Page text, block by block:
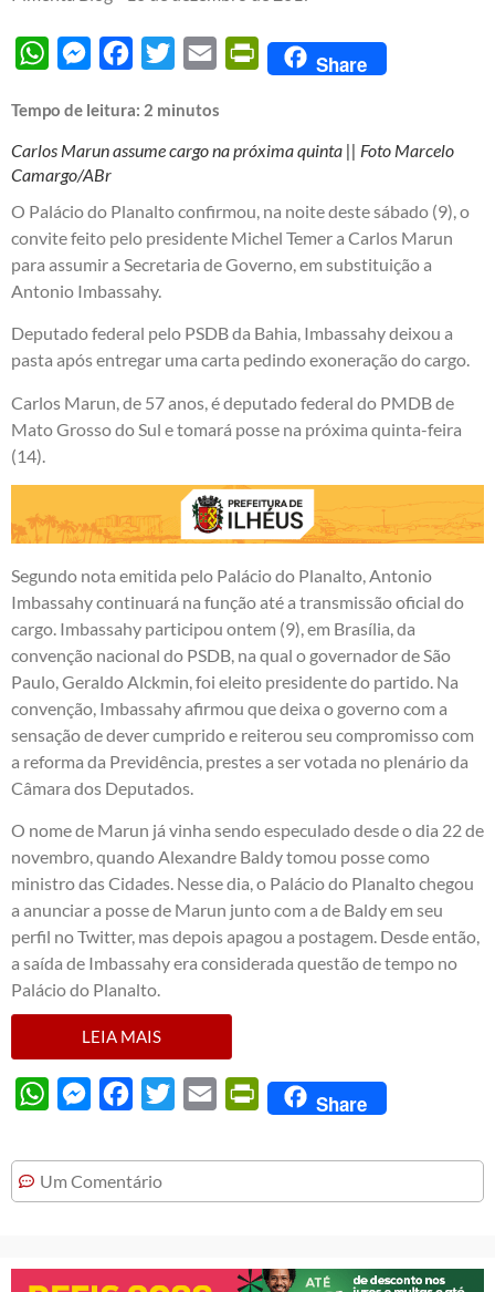
WhatsAppMessengerFacebook
Twitter Email PrintFriendly
Share
Tempo de leitura: 2 minutos
Carlos Marun assume cargo na próxima quinta || Foto Marcelo
Camargo/ABr
O Palácio do Planalto confirmou, na noite deste sábado (9), o
convite feito pelo presidente Michel Temer a Carlos Marun
para assumir a Secretaria de Governo, em substituição a
Antonio Imbassahy.
Deputado federal pelo PSDB da Bahia, Imbassahy deixou a
pasta após entregar uma carta pedindo exoneração do cargo.
Carlos Marun, de 57 anos, é deputado federal do PMDB de
Mato Grosso do Sul e tomará posse na próxima quinta-feira
(14).
Segundo nota emitida pelo Palácio do Planalto, Antonio
Imbassahy continuará na função até a transmissão oficial do
cargo. Imbassahy participou ontem (9), em Brasília, da
convenção nacional do PSDB, na qual o governador de São
Paulo, Geraldo Alckmin, foi eleito presidente do partido. Na
convenção, Imbassahy afirmou que deixa o governo com a
sensação de dever cumprido e reiterou seu compromisso com
a reforma da Previdência, prestes a ser votada no plenário da
Câmara dos Deputados.
O nome de Marun já vinha sendo especulado desde o dia 22 de
novembro, quando Alexandre Baldy tomou posse como
ministro das Cidades. Nesse dia, o Palácio do Planalto chegou
a anunciar a posse de Marun junto com a de Baldy em seu
perfil no Twitter, mas depois apagou a postagem. Desde então,
a saída de Imbassahy era considerada questão de tempo no
Palácio do Planalto.
LEIA MAIS
WhatsAppMessengerFacebook
Twitter Email PrintFriendly
Share
Um Comentário